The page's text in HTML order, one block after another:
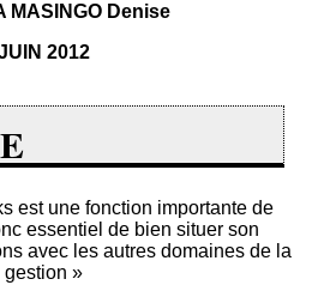
MASINGO Denise
2012
est une fonction importante de
essentiel de bien situer son
avec les autres domaines de la
gestion »